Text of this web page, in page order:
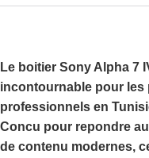
Le boitier Sony Alpha 7
incontournable pour les
professionnels en
Concu pour repondre
de contenu modernes,